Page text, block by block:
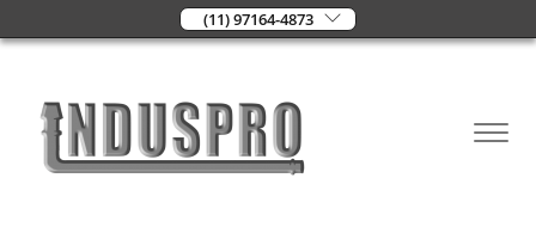
(11) 97164-4873